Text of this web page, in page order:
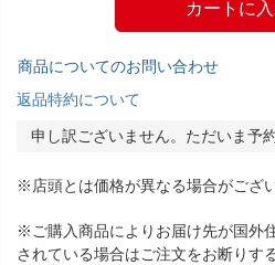
カートに
商品についてのお問い合わせ
返品特約について
申し訳ございません。ただいま予
※店頭とは価格が異なる場合がござ
※ご購入商品によりお届け先が国外
されている場合はご注文をお断りす